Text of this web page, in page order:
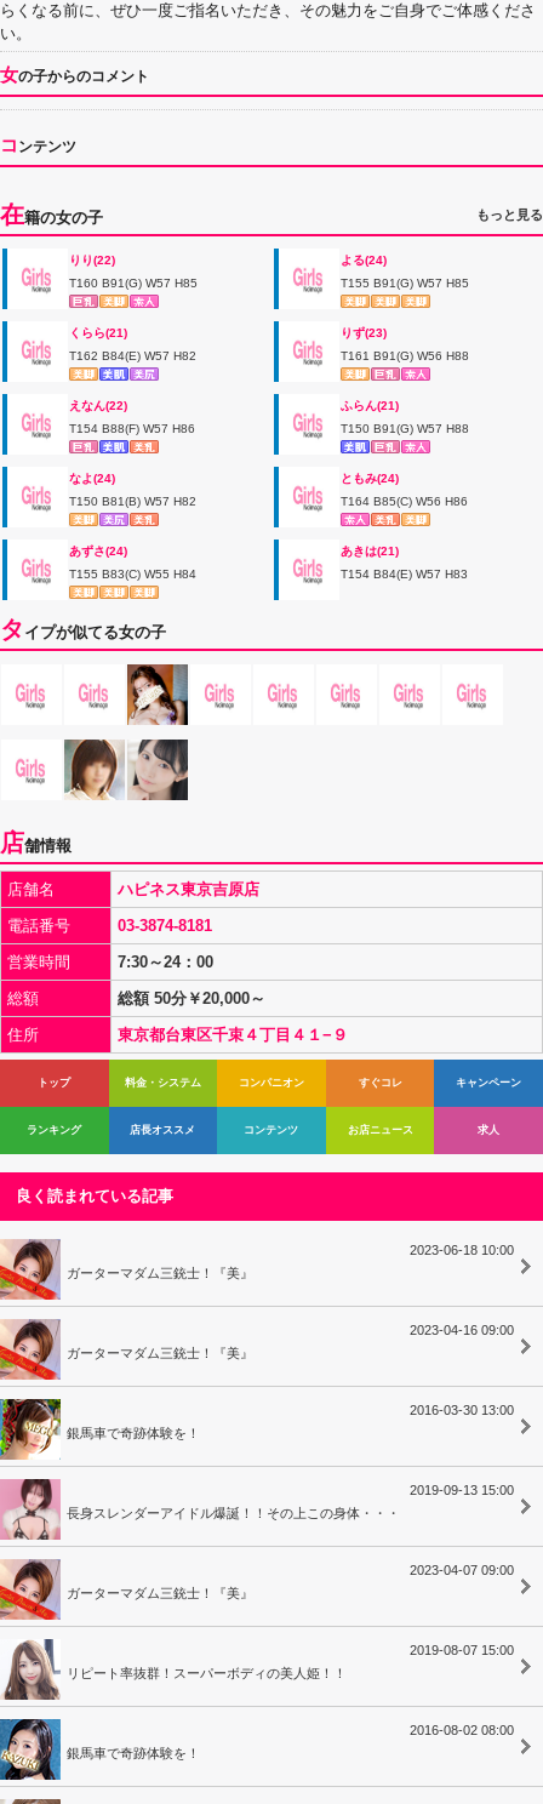
らくなる前に、ぜひ一度ご指名いただき、その魅力をご自身でご体感くださ
い。
女の子からのコメント
コ ンテンツ
在籍の女の子 もっと見る
りり(22)
T160 B91(G) W57 H85
よる(24)
T155 B91(G) W57 H85
くらら(21)
T162 B84(E) W57 H82
りず(23)
T161 B91(G) W56 H88
えなん(22)
T154 B88(F) W57 H86
ふらん(21)
T150 B91(G) W57 H88
なよ(24)
T150 B81(B) W57 H82
ともみ(24)
T164 B85(C) W56 H86
あずさ(24)
T155 B83(C) W55 H84
あきは(21)
T154 B84(E) W57 H83
タ イプが似てる女の子
店舗情報
店舗名
ハピネス東京吉原店
電話番号
03-3874-8181
営業時間
7:30～24：00
総額
総額 50分￥20,000～
住所
東京都台東区千束４丁目４１−９
トップ 料金・システム コンパニオン すぐコレ キャンペーン
ランキング 店長オススメ コンテンツ お店ニュース 求人
良く読まれている記事
2023-06-18 10:00
ガーターマダム三銃士！『美』
2023-04-16 09:00
ガーターマダム三銃士！『美』
2016-03-30 13:00
銀馬車で奇跡体験を！
2019-09-13 15:00
長身スレンダーアイドル爆誕！！その上この身体・・・
2023-04-07 09:00
ガーターマダム三銃士！『美』
2019-08-07 15:00
リピート率抜群！スーパーボディの美人姫！！
2016-08-02 08:00
銀馬車で奇跡体験を！